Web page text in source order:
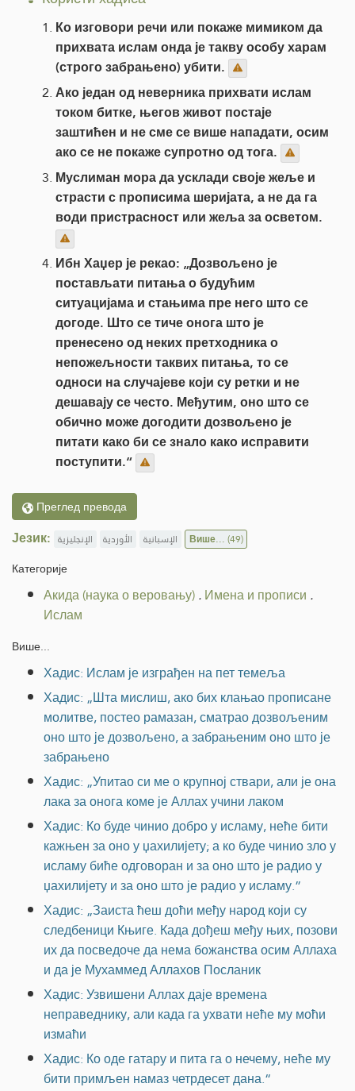
Ко изговори речи или покаже мимиком да
прихвата ислам онда је такву особу харам
(строго забрањено) убити.
Ако један од неверника прихвати ислам
током битке, његов живот постаје
заштићен и не сме се више нападати, осим
ако се не покаже супротно од тога.
Муслиман мора да усклади своје жеље и
страсти с прописима шеријата, а не да га
води пристрасност или жеља за осветом.
Ибн Хаџер је рекао: „Дозвољено је
постављати питања о будућим
ситуацијама и стањима пре него што се
догоде. Што се тиче онога што је
пренесено од неких претходника о
непожељности таквих питања, то се
односи на случајеве који су ретки и не
дешавају се често. Међутим, оно што се
обично може догодити дозвољено је
питати како би се знало како исправити
поступити.“
Преглед превода
Језик: الإنجليزية الأوردية الإسبانية Више...(49)
Категорије
Акида (наука о веровању).Имена и прописи .
Ислам
Више...
Хадис: Ислам је изграђен на пет темеља
Хадис: „Шта мислиш, ако бих клањао прописане
молитве, постео рамазан, сматрао дозвољеним
оно што је дозвољено, а забрањеним оно што је
забрањено
Хадис: „Упитао си ме о крупној ствари, али је она
лака за онога коме је Аллах учини лаком
Хадис: Ко буде чинио добро у исламу, неће бити
кажњен за оно у џахилијету; а ко буде чинио зло у
исламу биће одговоран и за оно што је радио у
џахилијету и за оно што је радио у исламу.”
Хадис: „Заиста ћеш доћи међу народ који су
следбеници Књиге. Када дођеш међу њих, позови
их да посведоче да нема божанства осим Аллаха
и да је Мухаммед Аллахов Посланик
Хадис: Узвишени Аллах даје времена
неправеднику, али када га ухвати неће му моћи
измаћи
Хадис: Ко оде гатару и пита га о нечему, неће му
бити примљен намаз четрдесет дана.“